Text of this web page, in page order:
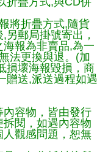
將折疊方式,隨貨
郵局掛號寄出，
報為非賣品,為一
法更換與退。(加
損壞海報毀損，商
贈送,派送過程如遇
內容物，皆由發行
閱，如遇內容物
觀感問題，恕無